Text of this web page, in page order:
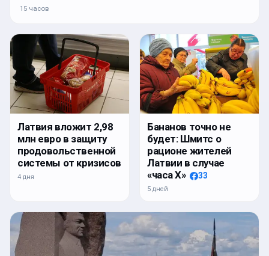
15 часов
Латвия вложит 2,98
млн евро в защиту
продовольственной
системы от кризисов
4 дня
Бананов точно не
будет: Шмитс о
рационе жителей
Латвии в случае
«часа Х»
33
5 дней